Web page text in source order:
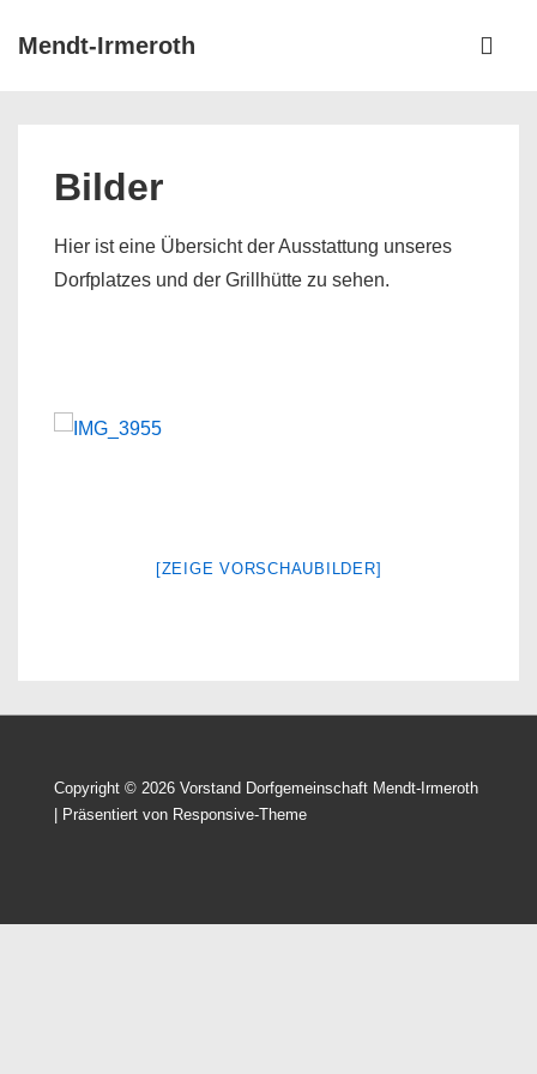
ZumMendt-Irmeroth
Bilder
Hier ist eine Übersicht der Ausstattung unseres
Dorfplatzes und der Grillhütte zu sehen.
[ZEIGE VORSCHAUBILDER]
Copyright © 2026 Vorstand Dorfgemeinschaft Mendt-Irmeroth
| Präsentiert von Responsive-Theme